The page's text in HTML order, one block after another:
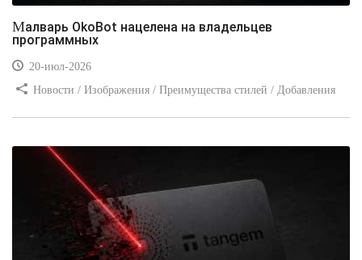
Малварь OkoBot нацелена на владельцев
программных
20-июл-2026
Новости / Изображения / Преимущества стилей / Добавления